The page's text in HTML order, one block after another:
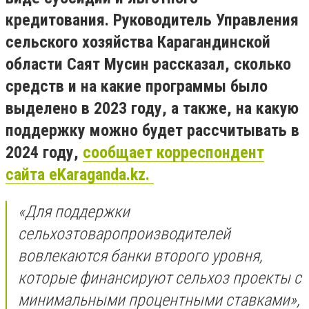
кредитования. Руководитель Управления
сельского хозяйства Карагандинской
области Саят Мусин рассказал, сколько
средств и на какие программы было
выделено в 2023 году, а также, на какую
поддержку можно будет рассчитывать в
2024 году, сообщает корреспондент
сайта eKaraganda.kz.
«Для поддержки
сельхозтоваропроизводителей
вовлекаются банки второго уровня,
которые финансируют сельхоз проекты с
минимальными процентными ставками»,